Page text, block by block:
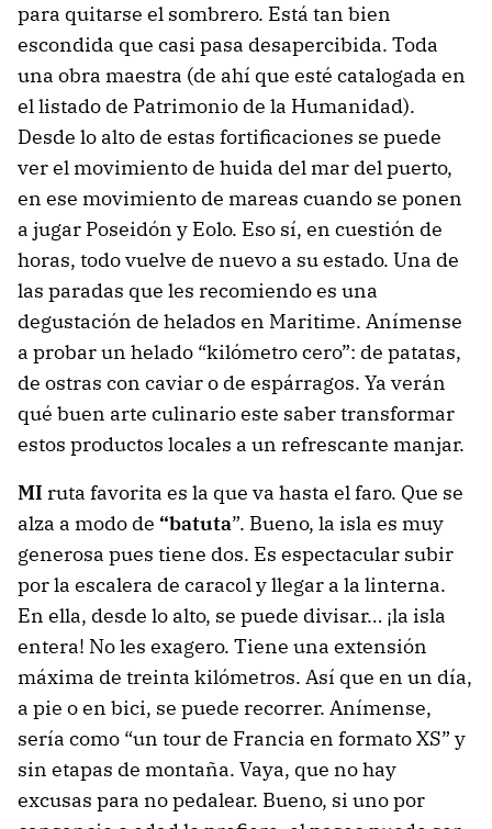
para quitarse el sombrero. Está tan bien
escondida que casi pasa desapercibida. Toda
una obra maestra (de ahí que esté catalogada en
el listado de Patrimonio de la Humanidad).
Desde lo alto de estas fortificaciones se puede
ver el movimiento de huida del mar del puerto,
en ese movimiento de mareas cuando se ponen
a jugar Poseidón y Eolo. Eso sí, en cuestión de
horas, todo vuelve de nuevo a su estado. Una de
las paradas que les recomiendo es una
degustación de helados en Maritime. Anímense
a probar un helado “kilómetro cero”: de patatas,
de ostras con caviar o de espárragos. Ya verán
qué buen arte culinario este saber transformar
estos productos locales a un refrescante manjar.
MI ruta favorita es la que va hasta el faro. Que se
alza a modo de “batuta”. Bueno, la isla es muy
generosa pues tiene dos. Es espectacular subir
por la escalera de caracol y llegar a la linterna.
En ella, desde lo alto, se puede divisar… ¡la isla
entera! No les exagero. Tiene una extensión
máxima de treinta kilómetros. Así que en un día,
a pie o en bici, se puede recorrer. Anímense,
sería como “un tour de Francia en formato XS” y
sin etapas de montaña. Vaya, que no hay
excusas para no pedalear. Bueno, si uno por